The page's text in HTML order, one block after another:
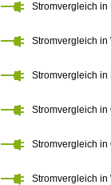
Stromvergleich in
Stromvergleich in
Stromvergleich in
Stromvergleich in
Stromvergleich in
Stromvergleich in